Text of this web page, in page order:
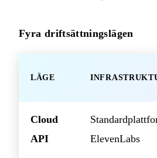
Fyra driftsättningslägen
LÄGE
Cloud
API
ElevenLabs